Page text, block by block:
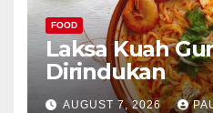
FOOD
Laksa Kuah
Dirindukan
AUGUST 7, 2026